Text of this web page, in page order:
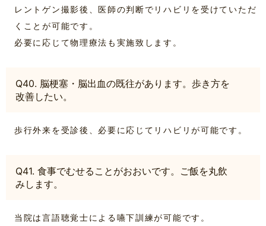
レントゲン撮影後、医師の判断でリハビリを受けていただ
くことが可能です。
必要に応じて物理療法も実施致します。
Q40. 脳梗塞・脳出血の既往があります。歩き方を
改善したい。
歩行外来を受診後、必要に応じてリハビリが可能です。
Q41. 食事でむせることがおおいです。ご飯を丸飲
みします。
当院は言語聴覚士による嚥下訓練が可能です。